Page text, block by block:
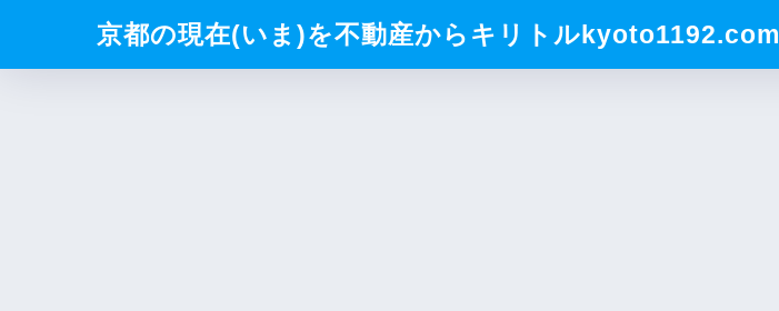
京都の現在(いま)を不動産からキリトルkyoto1192.com